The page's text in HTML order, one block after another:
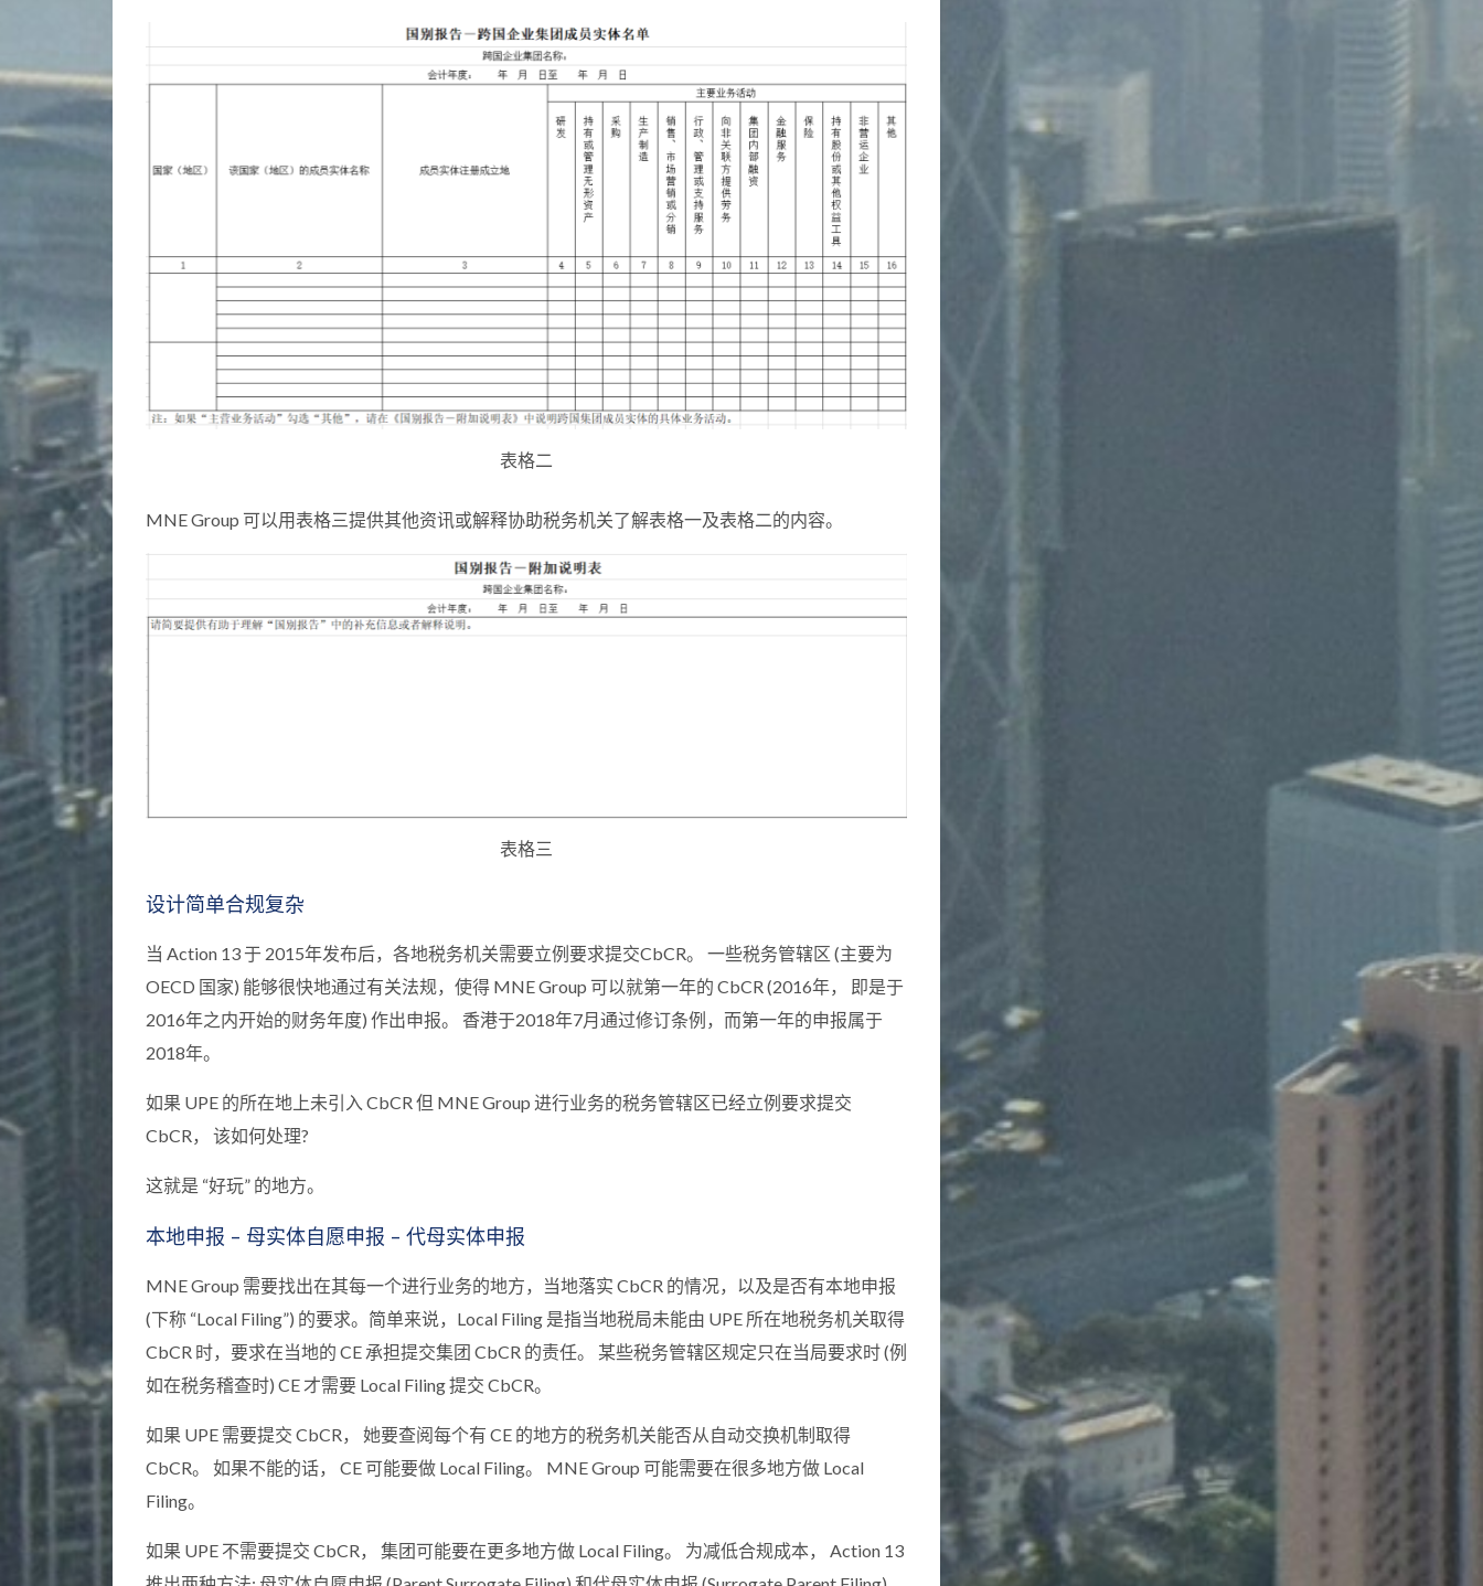
表格二
MNE Group 可以用表格三提供其他资讯或解释协助税务机关了解表格一及表格二的内容。
表格三
设计简单合规复杂
当 Action 13 于 2015年发布后，各地税务机关需要立例要求提交CbCR。 一些税务管辖区 (主要为
OECD 国家) 能够很快地通过有关法规，使得 MNE Group 可以就第一年的 CbCR (2016年， 即是于
2016年之内开始的财务年度) 作出申报。 香港于2018年7月通过修订条例，而第一年的申报属于
2018年。
如果 UPE 的所在地上未引入 CbCR 但 MNE Group 进行业务的税务管辖区已经立例要求提交
CbCR， 该如何处理?
这就是 “好玩” 的地方。
本地申报 – 母实体自愿申报 – 代母实体申报
MNE Group 需要找出在其每一个进行业务的地方，当地落实 CbCR 的情况，以及是否有本地申报
(下称 “Local Filing”) 的要求。简单来说，Local Filing 是指当地税局未能由 UPE 所在地税务机关取得
CbCR 时，要求在当地的 CE 承担提交集团 CbCR 的责任。 某些税务管辖区规定只在当局要求时 (例
如在税务稽查时) CE 才需要 Local Filing 提交 CbCR。
如果 UPE 需要提交 CbCR， 她要查阅每个有 CE 的地方的税务机关能否从自动交换机制取得
CbCR。 如果不能的话， CE 可能要做 Local Filing。 MNE Group 可能需要在很多地方做 Local
Filing。
如果 UPE 不需要提交 CbCR， 集团可能要在更多地方做 Local Filing。 为减低合规成本， Action 13